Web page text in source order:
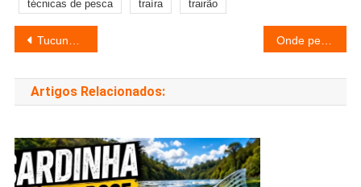
técnicas de pesca
traíra trairão
Navegação
de
Post
Tucunaré azul, açu e amarelo: diferenças na pesca e captura. Onde pescar dourados gigantes nos rios brasileiros e ter mais sucesso.
Artigos Relacionados: